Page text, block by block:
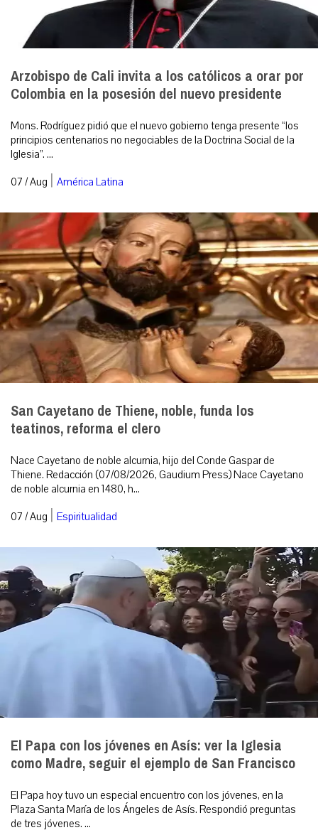
Arzobispo de Cali invita a los católicos a orar por
Colombia en la posesión del nuevo presidente
Mons. Rodríguez pidió que el nuevo gobierno tenga presente “los
principios centenarios no negociables de la Doctrina Social de la
Iglesia”. ...
07 / Aug | América Latina
San Cayetano de Thiene, noble, funda los
teatinos, reforma el clero
Nace Cayetano de noble alcurnia, hijo del Conde Gaspar de
Thiene. Redacción (07/08/2026, Gaudium Press) Nace Cayetano
de noble alcurnia en 1480, h...
07 / Aug | Espiritualidad
El Papa con los jóvenes en Asís: ver la Iglesia
como Madre, seguir el ejemplo de San Francisco
El Papa hoy tuvo un especial encuentro con los jóvenes, en la
Plaza Santa María de los Ángeles de Asís. Respondió preguntas
de tres jóvenes. ...